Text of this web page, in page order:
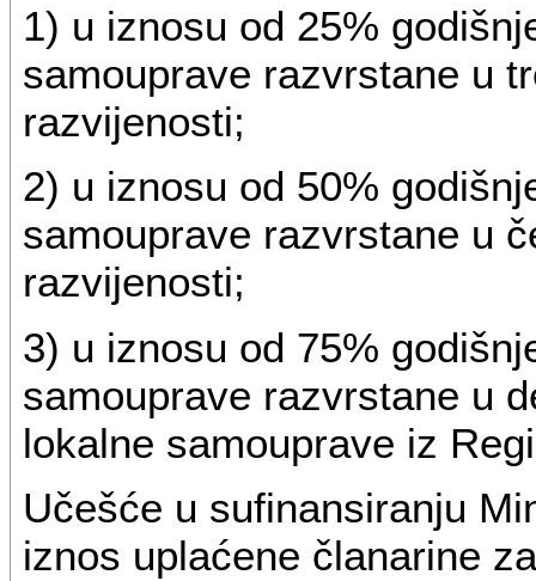
1) u iznosu od 25%
samouprave razvrstane u
razvijenosti;
2) u iznosu od 50%
samouprave razvrstane u
razvijenosti;
3) u iznosu od 75%
samouprave razvrstane u
lokalne samouprave iz
Učešće u sufinansiranju
iznos uplaćene članarine